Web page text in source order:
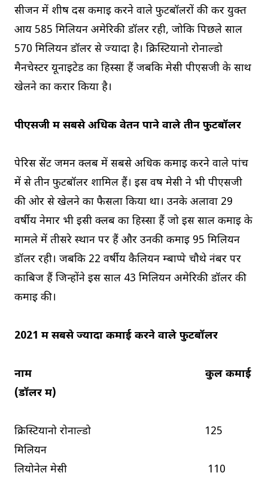
सीजन में शीर्ष दस कमाई करने वाले फुटबॉलरों की कर युक्त
आय 585 मिलियन अमेरिकी डॉलर रही, जोकि पिछले साल
570 मिलियन डॉलर से ज्यादा है। क्रिस्टियानो रोनाल्डो
मैनचेस्टर यूनाइटेड का हिस्सा हैं जबकि मेसी पीएसजी के साथ
खेलने का करार किया है।
पीएसजी में सबसे अधिक वेतन पाने वाले तीन फुटबॉलर
पेरिस सेंट जर्मन क्लब में सबसे अधिक कमाई करने वाले पांच
में से तीन फुटबॉलर शामिल हैं। इस वर्ष मेसी ने भी पीएसजी
की ओर से खेलने का फैसला किया था। उनके अलावा 29
वर्षीय नेमार भी इसी क्लब का हिस्सा हैं जो इस साल कमाई के
मामले में तीसरे स्थान पर हैं और उनकी कमाई 95 मिलियन
डॉलर रही। जबकि 22 वर्षीय कैलियन म्बाप्पे चौथे नंबर पर
काबिज हैं जिन्होंने इस साल 43 मिलियन अमेरिकी डॉलर की
कमाई की।
2021 में सबसे ज्यादा कमाई करने वाले फुटबॉलर
नाम कुल कमाई
(डॉलर में)
क्रिस्टियानो रोनाल्डो 125
मिलियन
लियोनेल मेसी 110